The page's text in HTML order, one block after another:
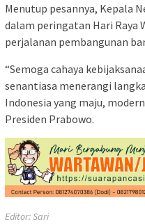
Menutup pesannya, Kepala
dalam peringatan Hari Raya
perjalanan pembangunan
“Semoga cahaya
senantiasa menerangi
Indonesia yang maju,
Presiden Prabowo.
Editor: Sari